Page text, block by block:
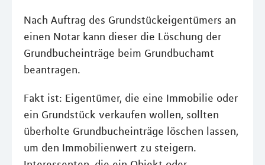
Nach Auftrag des Grundstückeigentümers an
einen Notar kann dieser die Löschung der
Grundbucheinträge beim Grundbuchamt
beantragen.
Fakt ist: Eigentümer, die eine Immobilie oder
ein Grundstück verkaufen wollen, sollten
überholte Grundbucheinträge löschen lassen,
um den Immobilienwert zu steigern.